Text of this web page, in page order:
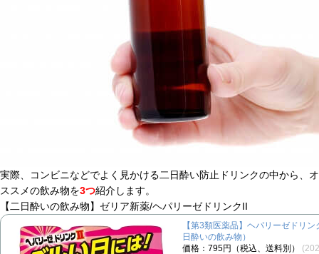
実際、コンビニなどでよく見かける二日酔い防止ドリンクの中から、オ
ススメの飲み物を3つ紹介します。
【二日酔いの飲み物】ゼリア新薬/ヘパリーゼドリンクII
【第3類医薬品】ヘパリーゼドリン
日酔いの飲み物）
価格：795円（税込、送料別）